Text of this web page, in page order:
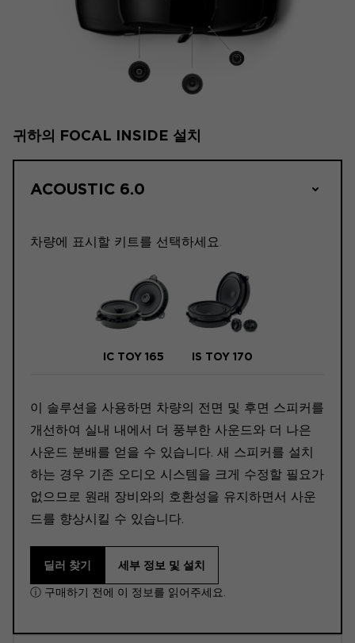
귀하의 FOCAL INSIDE 설치
ACOUSTIC 6.0
차량에 표시할 키트를 선택하세요.
IC TOY 165 IS TOY 170
이 솔루션을 사용하면 차량의 전면 및 후면 스피커를
개선하여 실내 내에서 더 풍부한 사운드와 더 나은
사운드 분배를 얻을 수 있습니다. 새 스피커를 설치
하는 경우 기존 오디오 시스템을 크게 수정할 필요가
없으므로 원래 장비와의 호환성을 유지하면서 사운
드를 향상시킬 수 있습니다.
딜러 찾기 세부 정보 및 설치
ⓘ 구매하기 전에 이 정보를 읽어주세요.